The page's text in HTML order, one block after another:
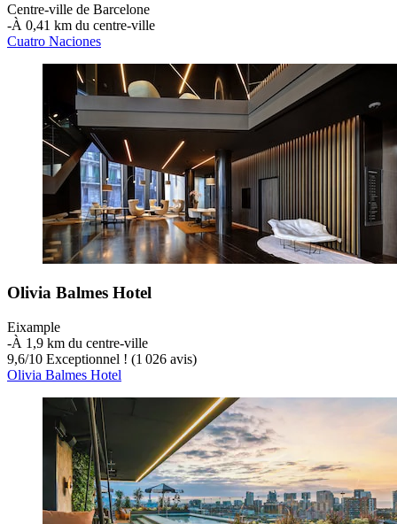
Centre-ville de Barcelone
‐À 0,41 km du centre-ville
Cuatro Naciones
Olivia Balmes Hotel
Eixample
‐À 1,9 km du centre-ville
9,6/10 Exceptionnel ! (1 026 avis)
Olivia Balmes Hotel